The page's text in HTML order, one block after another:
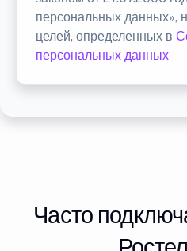
персональных данных»,
целей, определенных в
персональных данных
Часто